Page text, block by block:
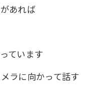
あれば
ています
ラに向かって話す